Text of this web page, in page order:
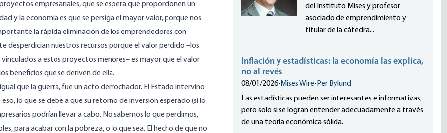
empresariales, que se espera que proporcionen un
y la economía es que se persiga el mayor valor, porque nos
la rápida eliminación de los emprendedores con
desperdician nuestros recursos porque el valor perdido –los
a estos proyectos menores– es mayor que el valor
beneficios que se deriven de ella.
que la guerra, fue un acto derrochador. El Estado intervino
lo que se debe a que su retorno de inversión esperado (si lo
podrían llevar a cabo. No sabemos lo que perdimos,
para acabar con la pobreza, o lo que sea. El hecho de que no
del Instituto Mises y profesor
asociado de emprendimiento y
titular de la cátedra...
Inflación y estadísticas: la economía las explica,
no al revés
08/01/2026• Mises Wire• Per Bylund
Las estadísticas pueden ser interesantes e informativas,
pero solo si se logran entender adecuadamente a través
de una teoría económica sólida.